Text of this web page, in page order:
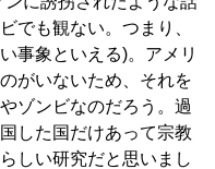
でも観ない。つまり、
事象といえる)。アメリ
がいないため、それを
ゾンビなのだろう。過
した国だけあって宗教
しい研究だと思いまし